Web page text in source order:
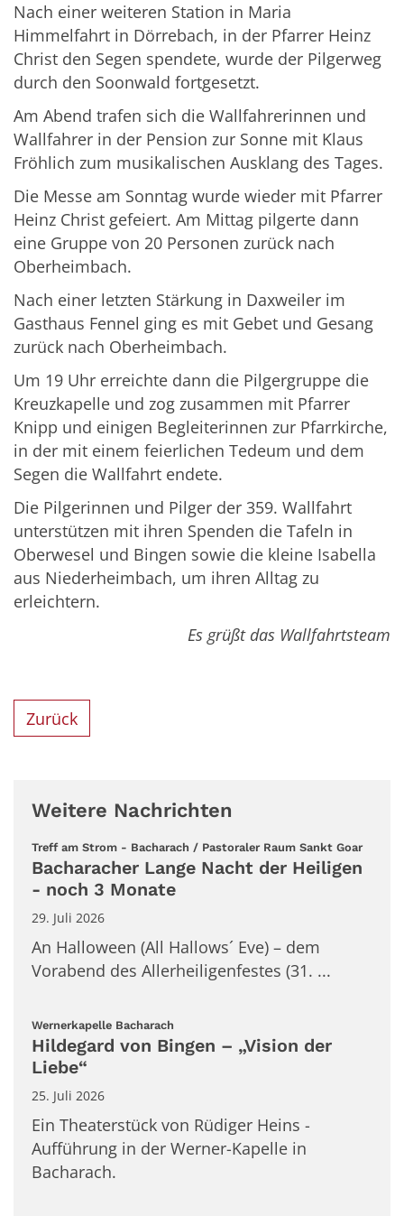
Nach einer weiteren Station in Maria
Himmelfahrt in Dörrebach, in der Pfarrer Heinz
Christ den Segen spendete, wurde der Pilgerweg
durch den Soonwald fortgesetzt.
Am Abend trafen sich die Wallfahrerinnen und
Wallfahrer in der Pension zur Sonne mit Klaus
Fröhlich zum musikalischen Ausklang des Tages.
Die Messe am Sonntag wurde wieder mit Pfarrer
Heinz Christ gefeiert. Am Mittag pilgerte dann
eine Gruppe von 20 Personen zurück nach
Oberheimbach.
Nach einer letzten Stärkung in Daxweiler im
Gasthaus Fennel ging es mit Gebet und Gesang
zurück nach Oberheimbach.
Um 19 Uhr erreichte dann die Pilgergruppe die
Kreuzkapelle und zog zusammen mit Pfarrer
Knipp und einigen Begleiterinnen zur Pfarrkirche,
in der mit einem feierlichen Tedeum und dem
Segen die Wallfahrt endete.
Die Pilgerinnen und Pilger der 359. Wallfahrt
unterstützen mit ihren Spenden die Tafeln in
Oberwesel und Bingen sowie die kleine Isabella
aus Niederheimbach, um ihren Alltag zu
erleichtern.
Es grüßt das Wallfahrtsteam
Zurück
Weitere Nachrichten
Treff am Strom - Bacharach / Pastoraler Raum Sankt Goar:
Bacharacher Lange Nacht der Heiligen
- noch 3 Monate
29. Juli 2026
An Halloween (All Hallows´ Eve) – dem
Vorabend des Allerheiligenfestes (31. ...
Wernerkapelle Bacharach
Hildegard von Bingen – „Vision der
Liebe“
25. Juli 2026
Ein Theaterstück von Rüdiger Heins -
Aufführung in der Werner-Kapelle in
Bacharach.